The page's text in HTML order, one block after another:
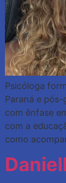
Psicóloga
Paraná e
com ênfase
com a
como